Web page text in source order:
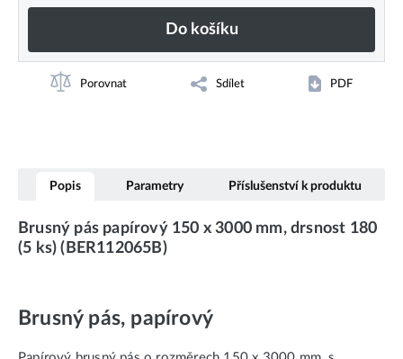
Do košíku
Porovnat Sdílet PDF
Popis Parametry Příslušenství k produktu
Brusný pás papírový 150 x 3000 mm, drsnost 180
(5 ks) (BER112065B)
Brusný pás, papírový